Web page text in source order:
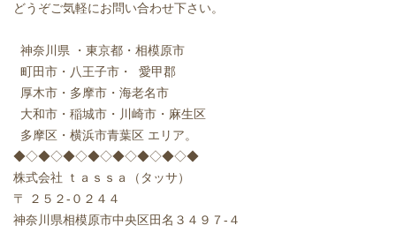
どうぞご気軽にお問い合わせ下さい。
神奈川県 ・東京都・相模原市
町田市・八王子市・ 愛甲郡
厚木市・多摩市・海老名市
大和市・稲城市・川崎市・麻生区
多摩区・横浜市青葉区 エリア。
◆◇◆◇◆◇◆◇◆◇◆◇◆◇◆
株式会社 ｔａｓｓａ（タッサ）
〒 ２５２-０２４４
神奈川県相模原市中央区田名３４９７-４